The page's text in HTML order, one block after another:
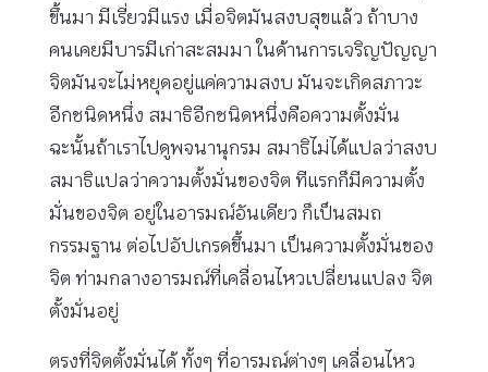
ขึ้นมา มีเรี่ยวมีแรง เมื่อจิตมันสงบสุขแล้ว ถ้าบาง
คนเคยมีบารมีเก่าสะสมมา ในด้านการเจริญปัญญา
จิตมันจะไม่หยุดอยู่แค่ความสงบ มันจะเกิดสภาวะ
อีกชนิดหนึ่ง สมาธิอีกชนิดหนึ่งคือความตั้งมั่น
ฉะนั้นถ้าเราไปดูพจนานุกรม สมาธิไม่ได้แปลว่าสงบ
สมาธิแปลว่าความตั้งมั่นของจิต ทีแรกก็มีความตั้ง
มั่นของจิต อยู่ในอารมณ์อันเดียว ก็เป็นสมถ
กรรมฐาน ต่อไปอัปเกรดขึ้นมา เป็นความตั้งมั่นของ
จิต ท่ามกลางอารมณ์ที่เคลื่อนไหวเปลี่ยนแปลง จิต
ตั้งมั่นอยู่
ตรงที่จิตตั้งมั่นได้ ทั้งๆ ที่อารมณ์ต่างๆ เคลื่อนไหว